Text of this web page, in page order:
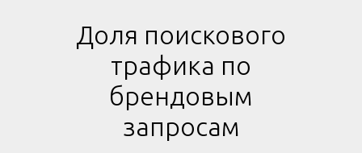
Доля поискового
трафика по
брендовым
запросам